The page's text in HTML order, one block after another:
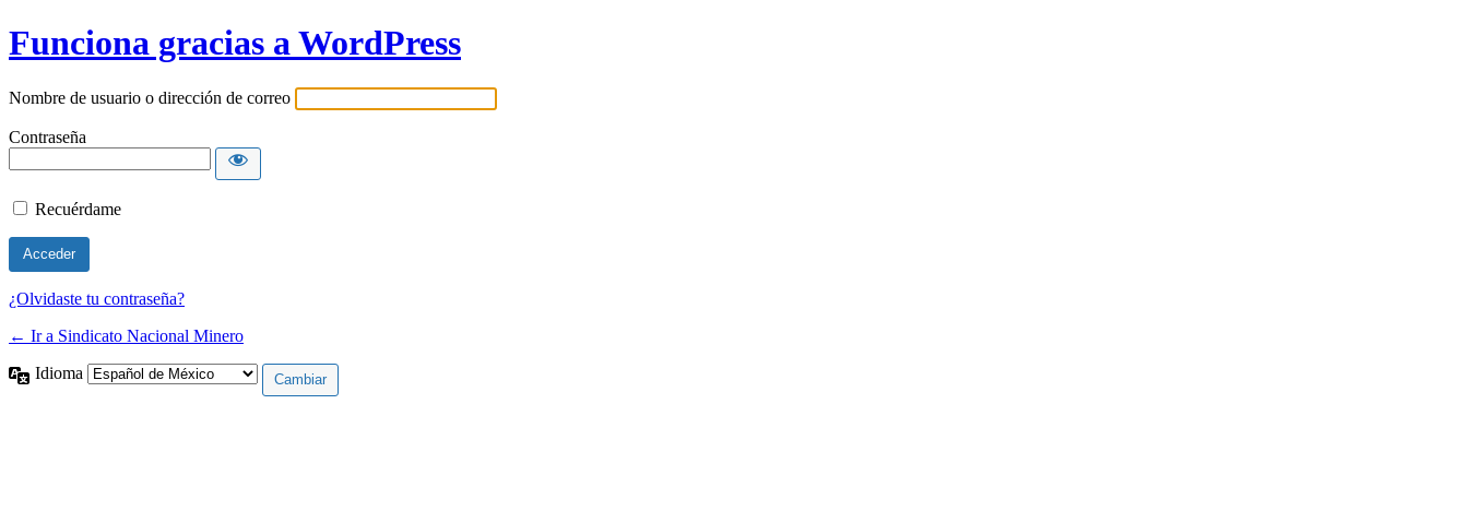
Funciona gracias a WordPress
Nombre de usuario o dirección de correo
Contraseña
Recuérdame
¿Olvidaste tu contraseña?
← Ir a Sindicato Nacional Minero
Idioma